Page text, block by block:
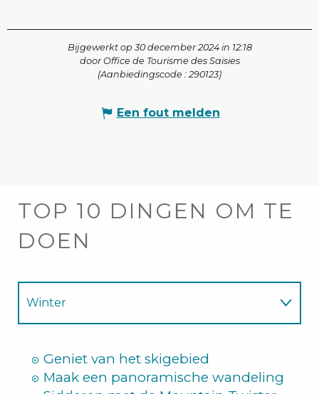
Bijgewerkt op 30 december 2024 in 12:18
door Office de Tourisme des Saisies
(Aanbiedingscode : 290123)
Een fout melden
TOP 10 DINGEN OM TE
DOEN
Winter
Geniet van het skigebied
Maak een panoramische wandeling